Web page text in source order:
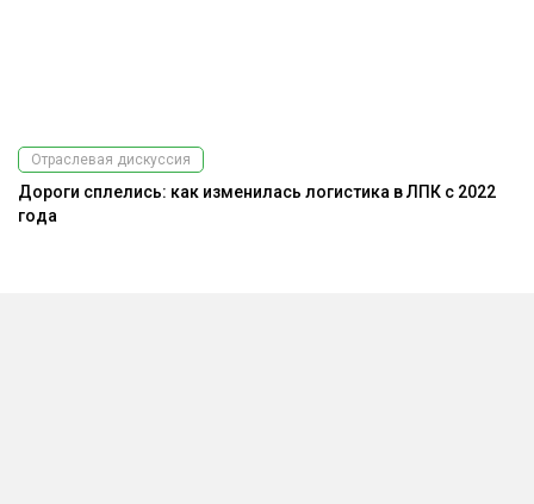
Отраслевая дискуссия
Дороги сплелись: как изменилась логистика в ЛПК с 2022
года